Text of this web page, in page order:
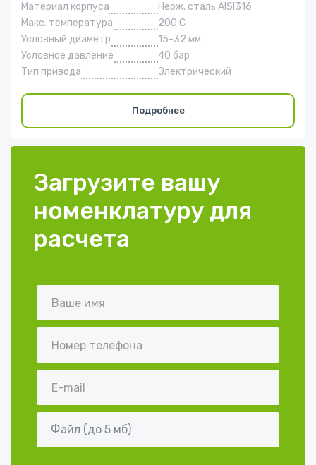
Материал корпуса
Нерж. сталь AISI316
Макс. температура
200 С
Условный диаметр
15-32 мм
Условное давление
40 бар
Тип привода
Электрический
Подробнее
Загрузите вашу
номенклатуру для
расчета
Файл (до 5 мб)